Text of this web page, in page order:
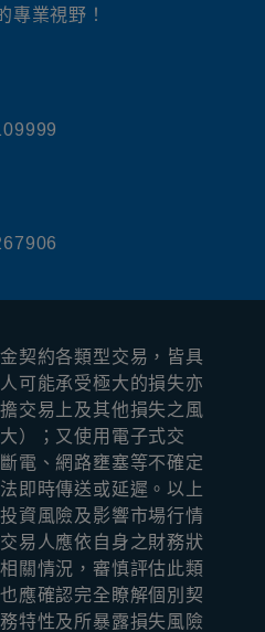
專業視野！
契約各類型交易，皆具
可能承受極⼤的損失亦
交易上及其他損失之風
）；⼜使⽤電⼦式交
電、網路壅塞等不確定
即時傳送或延遲。以上
資風險及影響市場⾏情
易⼈應依⾃⾝之財務狀
關情況，審慎評估此類
應確認完全瞭解個別契
特性及所暴露損失風險